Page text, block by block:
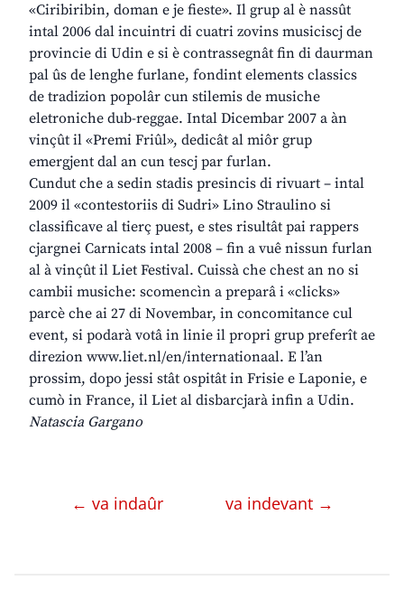
«Ciribiribin, doman e je fieste». Il grup al è nassût
intal 2006 dal incuintri di cuatri zovins musiciscj de
provincie di Udin e si è contrassegnât fin di daurman
pal ûs de lenghe furlane, fondint elements classics
de tradizion popolâr cun stilemis de musiche
eletroniche dub-reggae. Intal Dicembar 2007 a àn
vinçût il «Premi Friûl», dedicât al miôr grup
emergjent dal an cun tescj par furlan.
Cundut che a sedin stadis presincis di rivuart – intal
2009 il «contestoriis di Sudri» Lino Straulino si
classificave al tierç puest, e stes risultât pai rappers
cjargnei Carnicats intal 2008 – fin a vuê nissun furlan
al à vinçût il Liet Festival. Cuissà che chest an no si
cambii musiche: scomencìn a preparâ i «clicks»
parcè che ai 27 di Novembar, in concomitance cul
event, si podarà votâ in linie il propri grup preferît ae
direzion www.liet.nl/en/internationaal. E l’an
prossim, dopo jessi stât ospitât in Frisie e Laponie, e
cumò in France, il Liet al disbarcjarà infin a Udin.
Natascia Gargano
← va indaûr va indevant →